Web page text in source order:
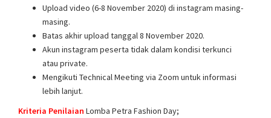
Upload video (6-8 November 2020) di instagram masing-
masing.
Batas akhir upload tanggal 8 November 2020.
Akun instagram peserta tidak dalam kondisi terkunci
atau private.
Mengikuti Technical Meeting via Zoom untuk informasi
lebih lanjut.
Kriteria Penilaian Lomba Petra Fashion Day;